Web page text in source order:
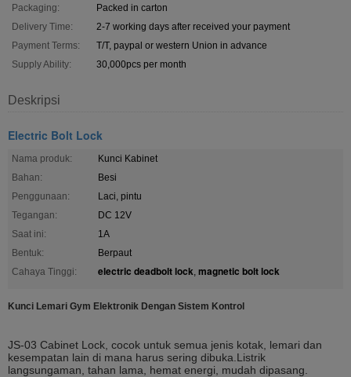
Packaging:
Packed in carton
Delivery Time:
2-7 working days after received your payment
Payment Terms:
T/T, paypal or western Union in advance
Supply Ability:
30,000pcs per month
Deskripsi
Electric Bolt Lock
Nama produk:
Kunci Kabinet
Bahan:
Besi
Penggunaan:
Laci, pintu
Tegangan:
DC 12V
Saat ini:
1A
Bentuk:
Berpaut
Cahaya Tinggi:
electric deadbolt lock, magnetic bolt lock
Kunci Lemari Gym Elektronik Dengan Sistem Kontrol
JS-03 Cabinet Lock, cocok untuk semua jenis kotak, lemari dan
kesempatan lain di mana harus sering dibuka.Listrik
langsungaman, tahan lama, hemat energi, mudah dipasang.